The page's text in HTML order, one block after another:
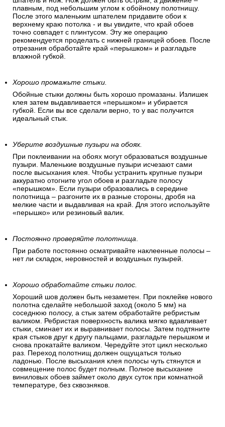
плавным, под небольшим углом к обойному полотнищу.
После этого маленьким шпателем придавите обои к
верхнему краю потолка - и вы увидите, что край обоев
точно совпадет с плинтусом. Эту же операцию
рекомендуется проделать с нижней границей обоев. После
отрезания обработайте край «перышком» и разгладьте
влажной губкой.
Хорошо промажьте стыки.
Обойные стыки должны быть хорошо промазаны. Излишек
клея затем выдавливается «перышком» и убирается
губкой. Если вы все сделали верно, то у вас получится
идеальный стык.
Уберите воздушные пузыри на обоях.
При поклеивании на обоях могут образоваться воздушные
пузыри. Маленькие воздушные пузыри исчезают сами
после высыхания клея. Чтобы устранить крупные пузыри
аккуратно отогните угол обоев и разгладьте полосу
«перышком». Если пузыри образовались в середине
полотнища – разгоните их в разные стороны, дробя на
мелкие части и выдавливая на край. Для этого используйте
«перышко» или резиновый валик.
Постоянно проверяйте полотнища.
При работе постоянно осматривайте наклеенные полосы –
нет ли складок, неровностей и воздушных пузырей.
Хорошо обработайте стыки полос.
Хороший шов должен быть незаметен. При поклейке нового
полотна сделайте небольшой заход (около 5 мм) на
соседнюю полосу, а стык затем обработайте ребристым
валиком. Ребристая поверхность валика мягко вдавливает
стыки, сминает их и выравнивает полосы. Затем подтяните
края стыков друг к другу пальцами, разгладьте перышком и
снова прокатайте валиком. Чередуйте этот цикл несколько
раз. Переход полотнищ должен ощущаться только
ладонью. После высыхания клея полосы чуть стянутся и
совмещение полос будет полным. Полное высыхание
виниловых обоев займет около двух суток при комнатной
температуре, без сквозняков.